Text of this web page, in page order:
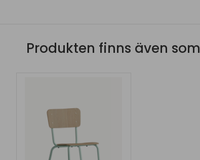
Produkten finns även som